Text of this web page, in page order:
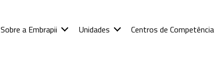
Sobre a Embrapii Unidades Centros de Competência